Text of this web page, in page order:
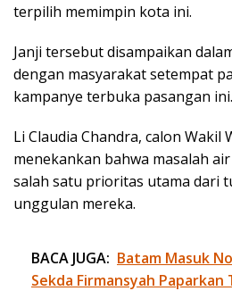
terpilih memimpin kota ini.
Janji tersebut disampaikan
dengan masyarakat setempat
kampanye terbuka pasangan ini.
Li Claudia Chandra, calon Wakil
menekankan bahwa masalah
salah satu prioritas utama dari
unggulan mereka.
BACA JUGA: Batam Masuk
Sekda Firmansyah